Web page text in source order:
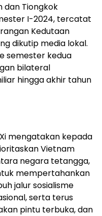
dan Tiongkok
I-2024, tercatat
Kedutaan
dikutip media lokal.
semester kedua
bilateral
hingga akhir tahun
mengatakan kepada
Vietnam
negara tetangga,
mempertahankan
jalur sosialisme
serta terus
pintu terbuka, dan